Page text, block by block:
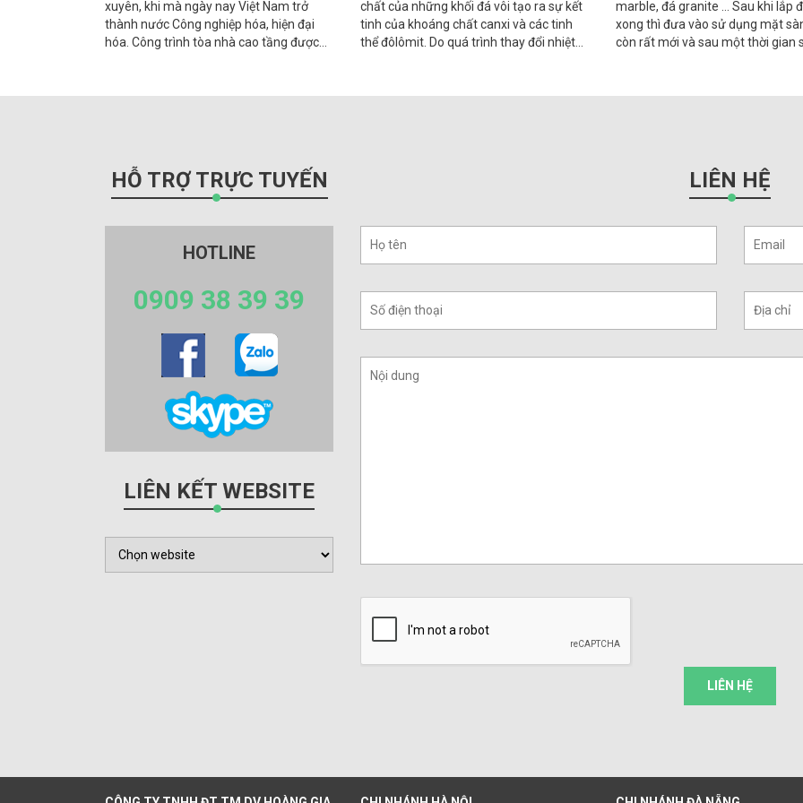
xuyên, khi mà ngày nay Việt Nam trở
thành nước Công nghiệp hóa, hiện đại
hóa. Công trình tòa nhà cao tầng được
một hệ thống kính. Ngoài vấn đề về kiến
chất của những khối đá vôi tạo ra sự kết
tinh của khoáng chất canxi và các tinh
thể đôlômit. Do quá trình thay đổi nhiệt
marble, đá granite … Sau khi lắp
xong thì đưa vào sử dụng mặt
còn rất mới và sau một thời gian
HỖ TRỢ TRỰC TUYẾN
HOTLINE
0909 38 39 39
LIÊN KẾT WEBSITE
LIÊN HỆ
LIÊN HỆ